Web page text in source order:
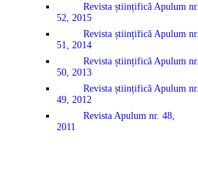
Revista științifică Apulum nr.
52, 2015
Revista științifică Apulum nr.
51, 2014
Revista științifică Apulum nr.
50, 2013
Revista științifică Apulum nr.
49, 2012
Revista Apulum nr. 48,
2011